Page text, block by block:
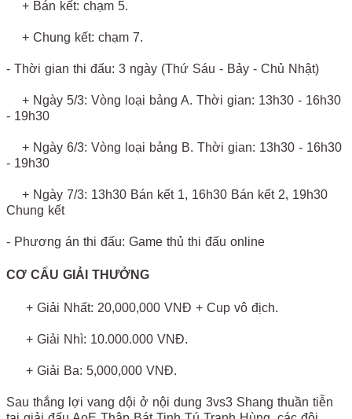
+ Bán kết: chạm 5.
+ Chung kết: chạm 7.
- Thời gian thi đấu: 3 ngày (Thứ Sáu - Bảy - Chủ Nhật)
+ Ngày 5/3: Vòng loại bảng A. Thời gian: 13h30 - 16h30
- 19h30
+ Ngày 6/3: Vòng loại bảng B. Thời gian: 13h30 - 16h30
- 19h30
+ Ngày 7/3: 13h30 Bán kết 1, 16h30 Bán kết 2, 19h30
Chung kết
- Phương án thi đấu: Game thủ thi đấu online
CƠ CẤU GIẢI THƯỞNG
+ Giải Nhất: 20,000,000 VNĐ + Cup vô địch.
+ Giải Nhì: 10.000.000 VNĐ.
+ Giải Ba: 5,000,000 VNĐ.
Sau thắng lợi vang dội ở nội dung 3vs3 Shang thuần tiễn